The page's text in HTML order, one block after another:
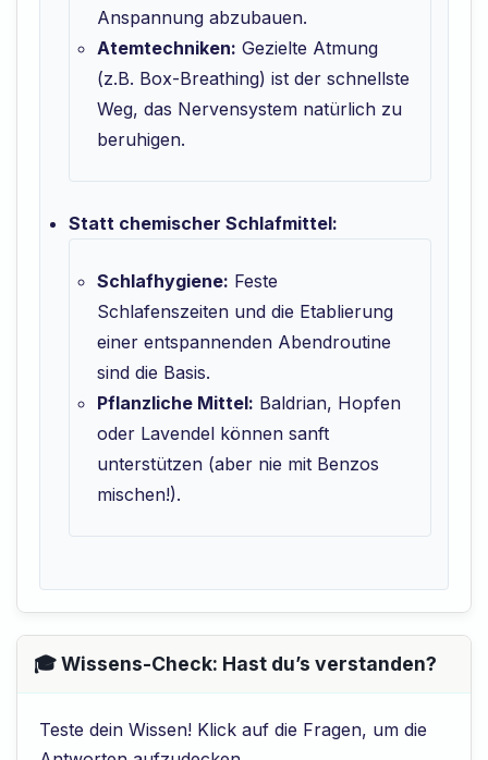
Anspannung abzubauen.
Atemtechniken: Gezielte Atmung
(z.B. Box-Breathing) ist der schnellste
Weg, das Nervensystem natürlich zu
beruhigen.
Statt chemischer Schlafmittel:
Schlafhygiene: Feste
Schlafenszeiten und die Etablierung
einer entspannenden Abendroutine
sind die Basis.
Pflanzliche Mittel: Baldrian, Hopfen
oder Lavendel können sanft
unterstützen (aber nie mit Benzos
mischen!).
🎓 Wissens-Check: Hast du’s verstanden?
Teste dein Wissen! Klick auf die Fragen, um die